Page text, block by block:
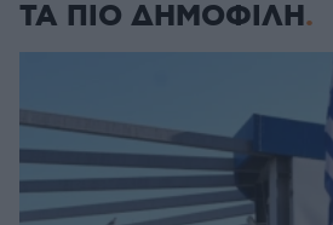
ΤΑ ΠΙΟ ΔΗΜΟΦΙΛΗ